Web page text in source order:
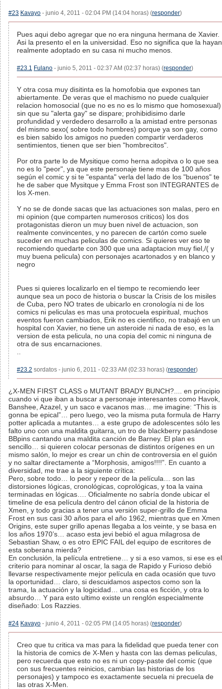
#23 Kavayo - junio 4, 2011 - 02:04 PM (14:04 horas) (responder)
Pues aqui debo agregar que no era ninguna hermana de Xavier.
Asi la presento el en la universidad. Eso no significa que la hayan
realmente adoptado en su casa ni mucho menos.
#23.1 Fulano - junio 5, 2011 - 02:37 AM (02:37 horas) (responder)
Y otra cosa muy disitinta es la homofobia que expones tan
abiertamente. De veras que el machismo no puede cualquier
relacion homosocial (que no es no es lo mismo que homosexual)
sin que su "alerta gay" se dispare; prohibidisimo darle
profundidad y verdedero desarrollo a la amistad entre personas
del mismo sexo( sobre todo hombres) porque ya son gay, como
es bien sabido los amigos no pueden compartir verdaderos
sentimientos, tienen que ser bien "hombrecitos".
Por otra parte lo de Mysitique como herna adopitva o lo que sea
no es lo "peor", ya que este personaje tiene mas de 100 años
según el comic y si te "espanta" verla del lado de los "buenos" te
he de saber que Mysitque y Emma Frost son INTEGRANTES de
los X-men.
Y no se de donde sacas que las actuaciones son malas, pero en
mi opinion (que comparten numerosos criticos) los dos
protagonistas dieron un muy buen nivel de actuacion, son
realmente convincentes, y no parecen de cartón como suele
suceder en muchas peliculas de comics. Si quieres ver eso te
recomiendo quedarte con 300 que una adaptacion muy fiel,/( y
muy buena pelicula) con personajes acartonados y en blanco y
negro
Pues si quieres localizarlo en el tiempo te recomiendo leer
aunque sea un poco de historia o buscar la Crisis de los misiles
de Cuba, pero NO trates de ubicarlo en cronología ni de los
comics ni peliculas es mas una protocuela espiritual, muchos
eventos fueron cambiados, Erik no es cientifico, no trabajó en un
hospital con Xavier, no tiene un asteroide ni nada de eso, es la
version de esta pelicula, no una copia del comic ni ninguna de
otra de sus encarnaciones.
#23.2 sordatos - junio 6, 2011 - 02:33 AM (02:33 horas) (responder)
¿X-MEN FIRST CLASS o MUTANT BRADY BUNCH?.... en principio
cuando vi que iban a buscar a personaje interesantes como Havok,
Banshee, Azazel, y un saco e vacanos mas… me imagine: “This is
gonna be epical”… pero luego, veo la misma puta formula de Harry
potter aplicada a mutantes… a este grupo de adolescentes sólo les
falto uno con una maldita guitarra, un tro de blackberry pasándose
BBpins cantando una maldita canción de Barney. El plan es
sencillo… si quieren colocar personas de distintos orígenes en un
mismo salón, lo mejor es crear un chin de controversia en el guión
y no saltar directamente a “Morphosis, amigos!!!!”. En cuanto a
diversidad, me trae a la siguiente crítica:
Pero, sobre todo… lo peor y repeor de la película… son las
distorsiones lógicas, cronológicas, coprológicas, y toa la vaina
terminadas en lógicas…. Oficialmente no sabría donde ubicar el
timeline de esa película dentro del cánon oficial de la historia de
Xmen, y todo gracias a tener una versión super-grillo de Emma
Frost en sus casi 30 años para el año 1962, mientras que en Xmen
Origins, este super grillo apenas llegaba a los veinte, y se basa en
los años 1970’s… acaso esta jevi bebió el agua milagrosa de
Sebastian Shaw, o es otro EPIC FAIL del equipo de escritores de
esta soberana mierda?
En conclusión, la película entretiene… y si a eso vamos, si ese es el
criterio para nominar al oscar, la saga de Rapido y Furioso debió
llevarse respectivamente mejor película en cada ocasión que tuvo
la oportunidad… claro, si descuidamos aspectos como son la
trama, la actuación y la logicidad… una cosa es ficción, y otra lo
absurdo… Y para esto ultimo existe un renglón especialmente
diseñado: Los Razzies.
#24 Kavayo - junio 4, 2011 - 02:05 PM (14:05 horas) (responder)
Creo que tu critica va mas para la fidelidad que pueda tener con
la historia de comics de X-Men y hasta con las demas peliculas,
pero recuerda que esto no es ni un copy-paste del comic (que
con sus frecuentes reinicios, cambian las historias de los
personajes) y tampoco es exactamente secuela ni precuela de
las otras X-Men.